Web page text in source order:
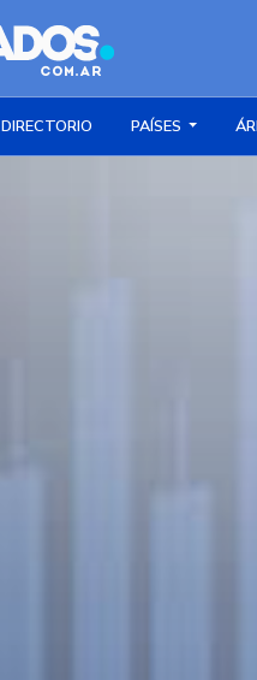
DIRECTORIO PAÍSES